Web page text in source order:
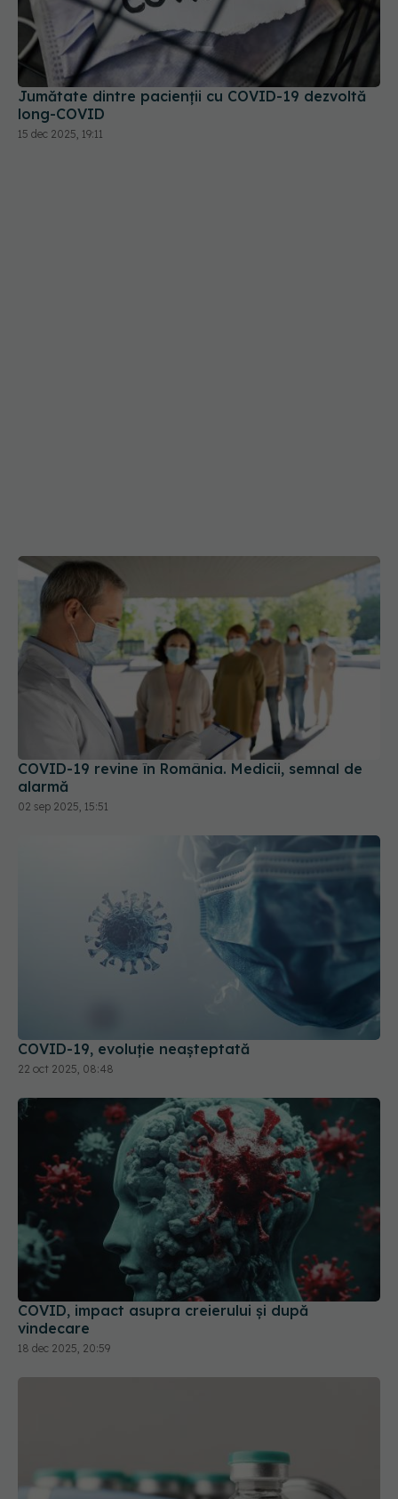
Jumătate dintre pacienții cu COVID-19 dezvoltă
long-COVID
15 dec 2025, 19:11
COVID-19 revine în România. Medicii, semnal de
COVID-19, evoluție neașteptată
COVID, impact asupra creierului și după
vindecare
18 dec 2025, 20:59